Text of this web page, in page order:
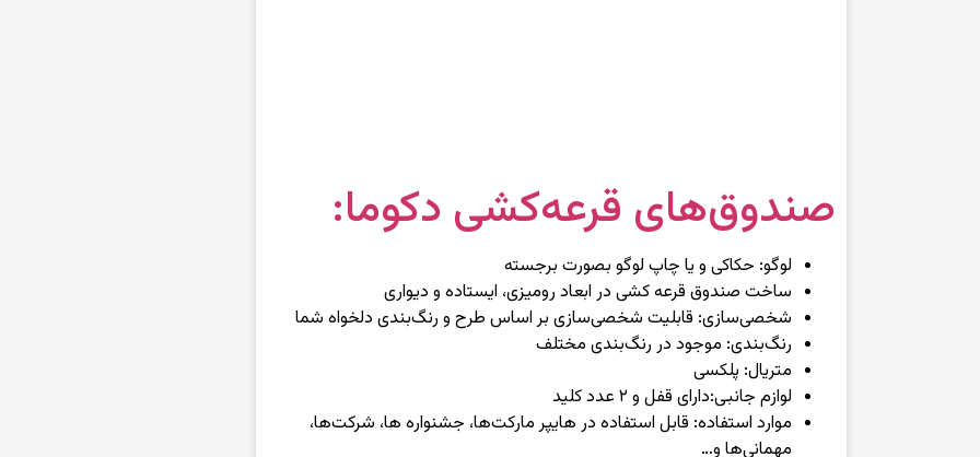
صندوق‌های قرعه‌کشی دکوما:
لوگو: حکاکی و یا چاپ لوگو بصورت برجسته
ساخت صندوق قرعه کشی در ابعاد رومیزی، ایستاده و دیواری
شخصی‌سازی: قابلیت شخصی‌سازی بر اساس طرح و رنگ‌بندی دلخواه شما
رنگ‌بندی: موجود در رنگ‌بندی مختلف
متریال: پلکسی
لوازم جانبی:‌دارای قفل و ۲ عدد کلید
موارد استفاده: قابل استفاده در هایپر مارکت‌ها، جشنواره ها، شرکت‌ها،
مهمانی‌ها و…